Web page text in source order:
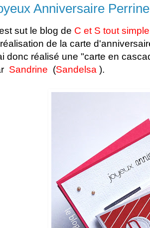
Anniversaire
sut le blog de C et S tout
réalisation de la carte
donc réalisé une "carte en
Sandrine (Sandelsa ).